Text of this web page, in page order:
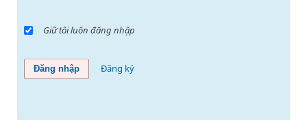
Giữ tôi luôn đăng nhập
Đăng nhập Đăng ký